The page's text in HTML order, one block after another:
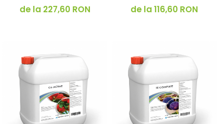
de la 227,60 RON de la 116,60 RON